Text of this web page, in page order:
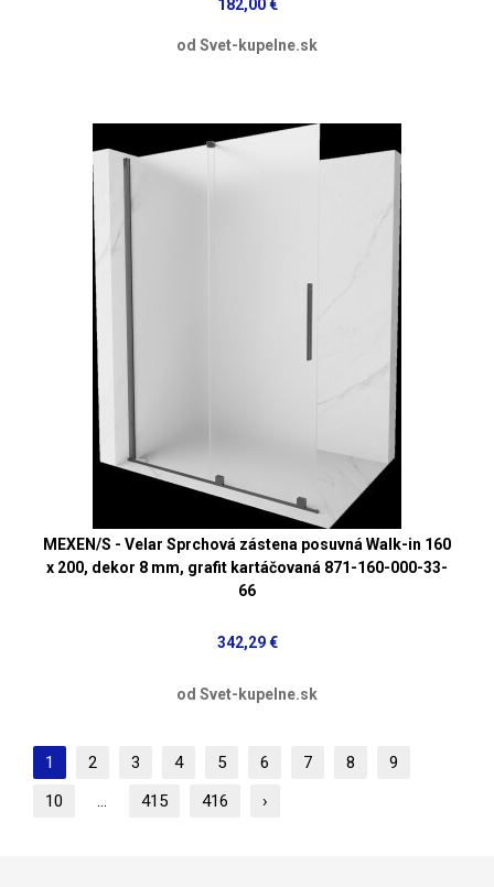
182,00 €
od Svet-kupelne.sk
MEXEN/S - Velar Sprchová zástena posuvná Walk-in 160
x 200, dekor 8 mm, grafit kartáčovaná 871-160-000-33-
66
342,29 €
od Svet-kupelne.sk
1 2 3 4 5 6 7 8
9
10
... 415 416 ›